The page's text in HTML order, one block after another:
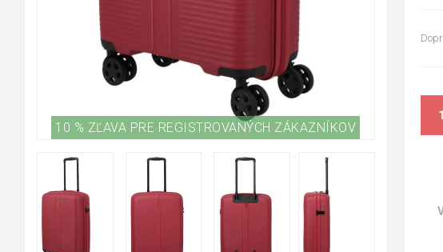
10 % ZĽAVA PRE REGISTROVANÝCH ZÁKAZNÍKOV